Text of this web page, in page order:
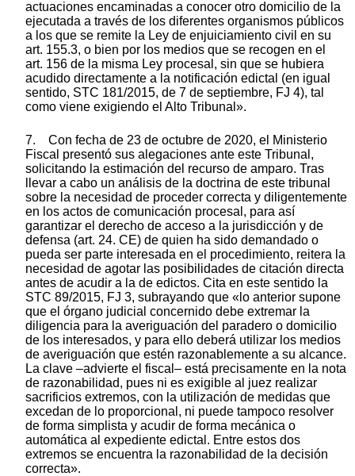
actuaciones encaminadas a conocer otro domicilio de la
ejecutada a través de los diferentes organismos públicos
a los que se remite la Ley de enjuiciamiento civil en su
art. 155.3, o bien por los medios que se recogen en el
art. 156 de la misma Ley procesal, sin que se hubiera
acudido directamente a la notificación edictal (en igual
sentido, STC 181/2015, de 7 de septiembre, FJ 4), tal
como viene exigiendo el Alto Tribunal».
7. Con fecha de 23 de octubre de 2020, el Ministerio
Fiscal presentó sus alegaciones ante este Tribunal,
solicitando la estimación del recurso de amparo. Tras
llevar a cabo un análisis de la doctrina de este tribunal
sobre la necesidad de proceder correcta y diligentemente
en los actos de comunicación procesal, para así
garantizar el derecho de acceso a la jurisdicción y de
defensa (art. 24. CE) de quien ha sido demandado o
pueda ser parte interesada en el procedimiento, reitera la
necesidad de agotar las posibilidades de citación directa
antes de acudir a la de edictos. Cita en este sentido la
STC 89/2015, FJ 3, subrayando que «lo anterior supone
que el órgano judicial concernido debe extremar la
diligencia para la averiguación del paradero o domicilio
de los interesados, y para ello deberá utilizar los medios
de averiguación que estén razonablemente a su alcance.
La clave –advierte el fiscal– está precisamente en la nota
de razonabilidad, pues ni es exigible al juez realizar
sacrificios extremos, con la utilización de medidas que
excedan de lo proporcional, ni puede tampoco resolver
de forma simplista y acudir de forma mecánica o
automática al expediente edictal. Entre estos dos
extremos se encuentra la razonabilidad de la decisión
correcta».